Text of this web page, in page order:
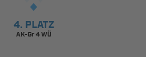
4. PLATZ
AK-Gr 4 WÜ